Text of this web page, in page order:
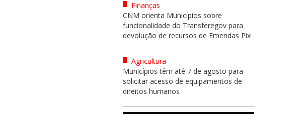
Finanças
CNM orienta Municípios sobre
funcionalidade do Transferegov para
devolução de recursos de Emendas Pix
Agricultura
Municípios têm até 7 de agosto para
solicitar acesso de equipamentos de
direitos humanos